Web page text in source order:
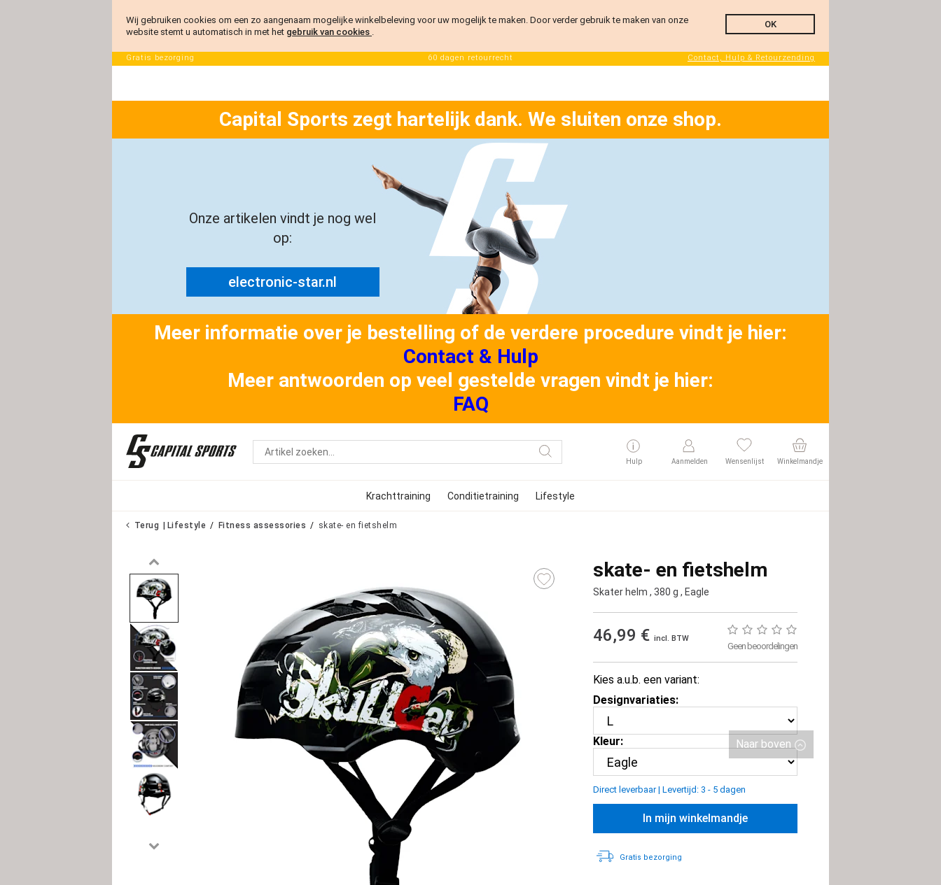
Capital Sports zegt hartelijk dank. We sluiten onze shop.
Onze artikelen vindt je nog wel
op:
electronic-star.nl
Meer informatie over je bestelling of de verdere procedure vindt je hier:
Contact & Hulp
Meer antwoorden op veel gestelde vragen vindt je hier:
FAQ
Hulp Aanmelden Wensenlijst Winkelmandje
Krachttraining Conditietraining Lifestyle
Terug Lifestyle Fitness assessories skate- en fietshelm
skate- en fietshelm
Skater helm , 380 g , Eagle
46,99 € incl. BTW
Geen beoordelingen
Kies a.u.b. een variant:
Designvariaties:
Kleur:
Direct leverbaar| Levertijd: 3 - 5 dagen
In mijn winkelmandje
Gratis bezorging
Gratis bezorging 60 dagen retourrecht Contact, Hulp & Retourzending
Wij gebruiken cookies om een zo aangenaam mogelijke winkelbeleving voor uw mogelijk te maken. Door verder gebruik te maken van onze
website stemt u automatisch in met het gebruik van cookies .
OK
Naar boven